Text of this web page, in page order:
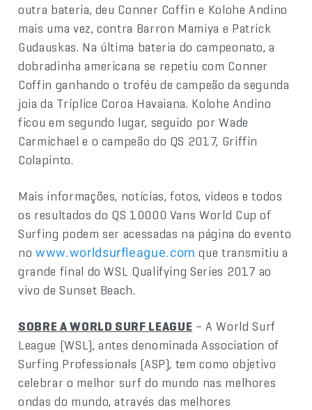
outra bateria, deu Conner Coffin e Kolohe Andino
mais uma vez, contra Barron Mamiya e Patrick
Gudauskas. Na última bateria do campeonato, a
dobradinha americana se repetiu com Conner
Coffin ganhando o troféu de campeão da segunda
joia da Tríplice Coroa Havaiana. Kolohe Andino
ficou em segundo lugar, seguido por Wade
Carmichael e o campeão do QS 2017, Griffin
Colapinto.
Mais informações, notícias, fotos, vídeos e todos
os resultados do QS 10000 Vans World Cup of
Surfing podem ser acessadas na página do evento
nowww.worldsurfleague.com que transmitiu a
grande final do WSL Qualifying Series 2017 ao
vivo de Sunset Beach.
SOBRE A WORLD SURF LEAGUE – A World Surf
League (WSL), antes denominada Association of
Surfing Professionals (ASP), tem como objetivo
celebrar o melhor surf do mundo nas melhores
ondas do mundo, através das melhores